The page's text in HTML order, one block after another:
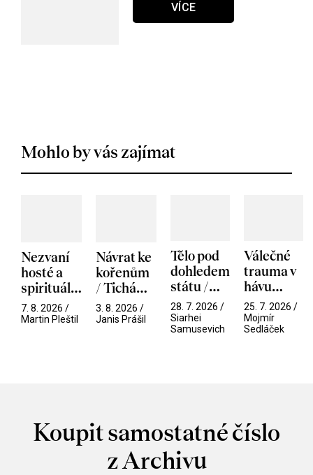
VÍCE
Mohlo by vás zajímat
Nezvaní
hosté a
spirituální
narušitelé
z vesmíru
7. 8. 2026 /
Martin Pleštil
Návrat ke
kořenům
/ Tichá
přítelkyně
3. 8. 2026 /
Janis Prášil
Tělo pod
dohledem
státu /
Pramen
28. 7. 2026 /
Siarhei
Samusevich
Válečné
trauma v
hávu
spektáklu
/ Odyssea
25. 7. 2026 /
Mojmír
Sedláček
Koupit samostatné číslo
z Archivu